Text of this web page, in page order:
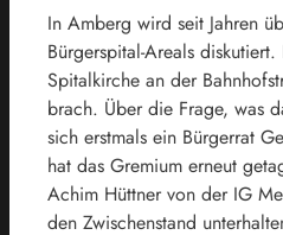
In Amberg wird seit Jahren
Bürgerspital-Areals
Spitalkirche an der
brach. Über die Frage, was
sich erstmals ein Bürgerrat
hat das Gremium erneut
Achim Hüttner von der IG
den Zwischenstand